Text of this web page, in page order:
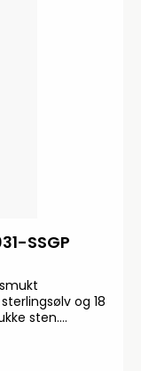
SSGP
og 18
sten.
45 cm.